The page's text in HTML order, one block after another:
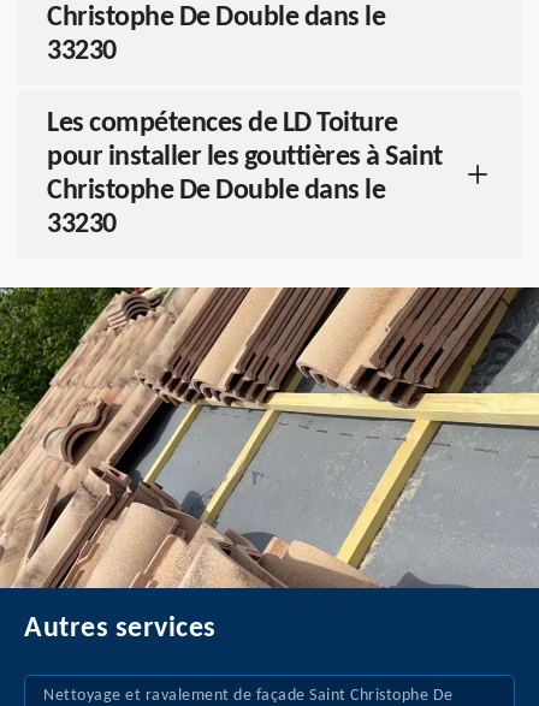
Christophe De Double dans le
33230
Les compétences de LD Toiture
pour installer les gouttières à Saint
Christophe De Double dans le
33230
Autres services
Nettoyage et ravalement de façade Saint Christophe De